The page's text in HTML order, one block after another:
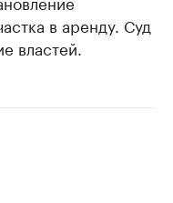
в аренду. Суд
властей.